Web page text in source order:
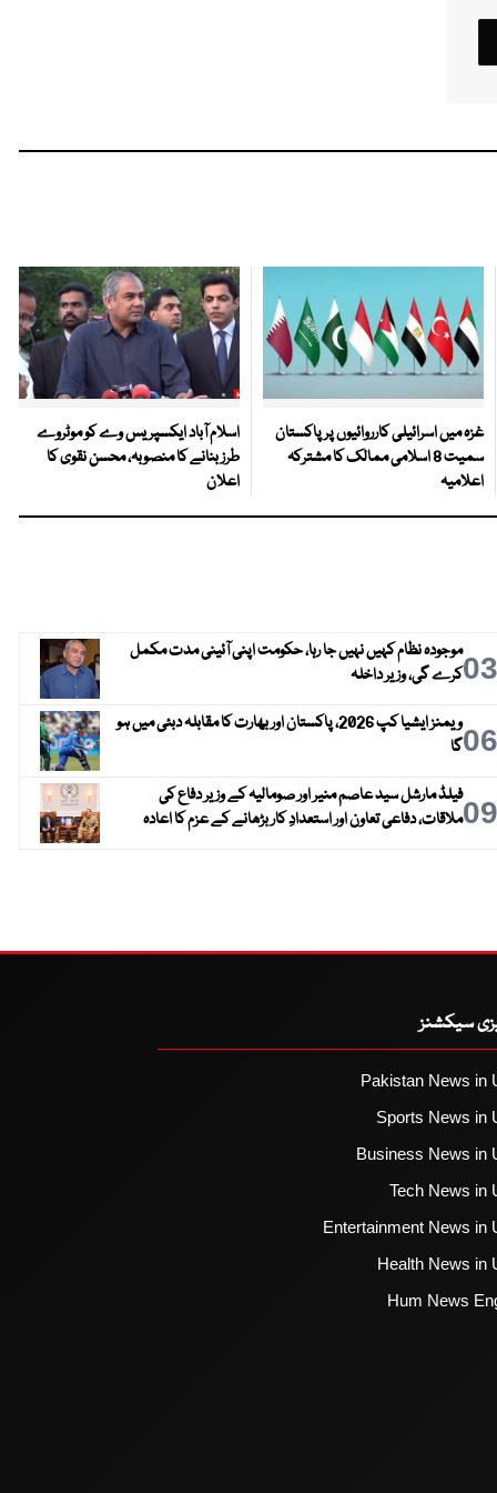
غزہ میں اسرائیلی کارروائیوں پر پاکستان
سمیت 8 اسلامی ممالک کا مشترکہ
اعلامیہ
اسلام آباد ایکسپریس وے کو موٹروے
طرز بنانے کا منصوبہ، محسن نقوی کا
اعلان
03موجودہ نظام کہیں نہیں جا رہا، حکومت اپنی آئینی مدت مکمل
کرے گی، وزیر داخلہ
06
ویمنز ایشیا کپ 2026، پاکستان اور بھارت کا مقابلہ دبئی میں ہو
گا
09فیلڈ مارشل سید عاصم منیر اور صومالیہ کے وزیر دفاع کی
ملاقات، دفاعی تعاون اور استعدادِ کار بڑھانے کے عزم کا اعادہ
سیکشنز
Pakistan News in
Sports News in
Business News in
Tech News in
Entertainment News in
Health News in
Hum News